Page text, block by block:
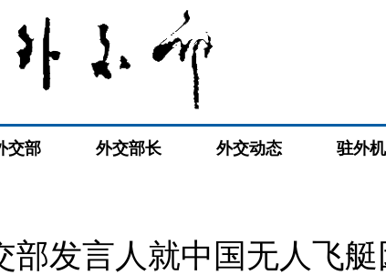
交部 外交部长 外交动态 驻外
部发言人就中国无人飞